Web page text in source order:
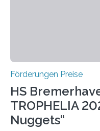
Förderungen Preise
HS
TROPHELIA
Nuggets“